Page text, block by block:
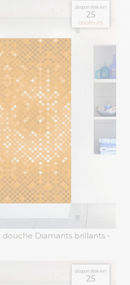
disponible en
25
couleurs
Diamants brillants -
disponible en
25